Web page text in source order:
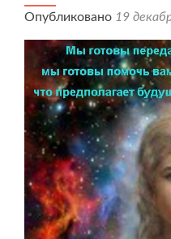
Опубликовано 19